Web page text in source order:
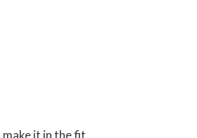
it in the fit